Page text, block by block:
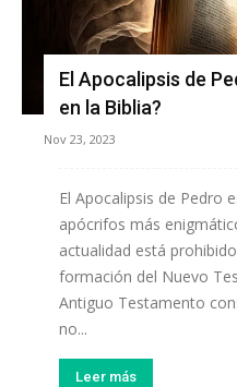
El Apocalipsis de
en la Biblia?
Nov 23, 2023
El Apocalipsis de Pedro
apócrifos más
actualidad está
formación del Nuevo
Antiguo Testamento
no...
Leer más